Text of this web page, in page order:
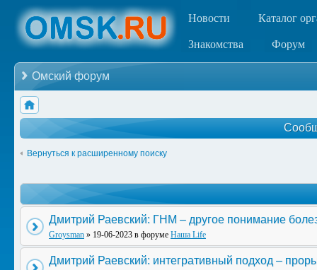
Новости Каталог
Знакомства Форум
Омский форум
Вернуться к расширенному поиску
Дмитрий Раевский: ГНМ – другое понимание
Groysman » 19-06-2023 в форуме Наша Life
Дмитрий Раевский: интегративный подход –